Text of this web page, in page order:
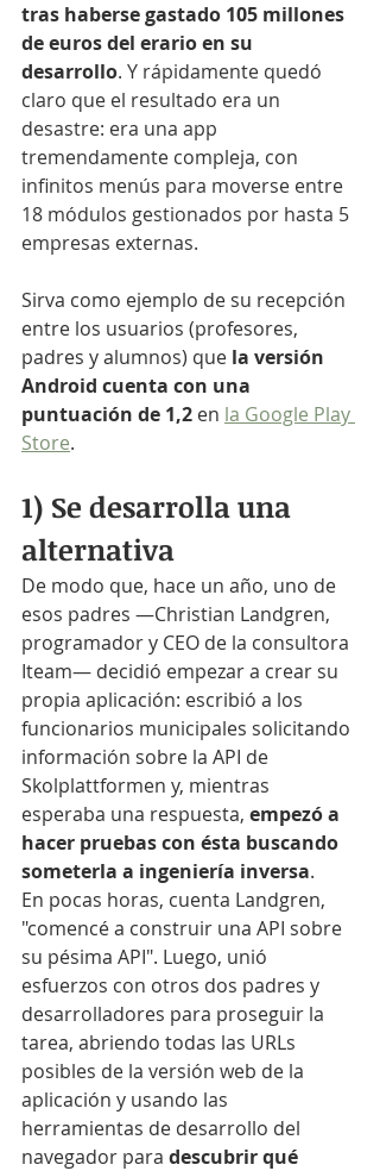
tras haberse gastado 105 millones
de euros del erario en su
desarrollo. Y rápidamente quedó
claro que el resultado era un
desastre: era una app
tremendamente compleja, con
infinitos menús para moverse entre
18 módulos gestionados por hasta 5
empresas externas.
Sirva como ejemplo de su recepción
entre los usuarios (profesores,
padres y alumnos) que la versión
Android cuenta con una
puntuación de 1,2 en la Google Play
Store.
1) Se desarrolla una
alternativa
De modo que, hace un año, uno de
esos padres —Christian Landgren,
programador y CEO de la consultora
Iteam— decidió empezar a crear su
propia aplicación: escribió a los
funcionarios municipales solicitando
información sobre la API de
Skolplattformen y, mientras
esperaba una respuesta, empezó a
hacer pruebas con ésta buscando
someterla a ingeniería inversa.
En pocas horas, cuenta Landgren,
"comencé a construir una API sobre
su pésima API". Luego, unió
esfuerzos con otros dos padres y
desarrolladores para proseguir la
tarea, abriendo todas las URLs
posibles de la versión web de la
aplicación y usando las
herramientas de desarrollo del
navegador para descubrir qué